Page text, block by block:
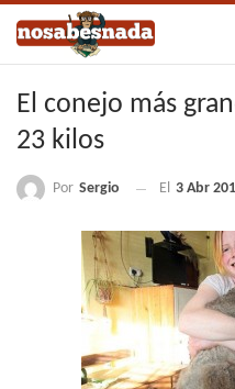
El conejo más
23 kilos
Por Sergio El 3 Abr